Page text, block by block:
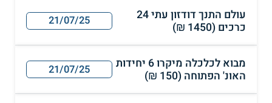
עולם התנך דודזון עתי 24
כרכים (1450 ₪)
21/07/25
מבוא לכלכלה מיקרו 6 יחידות
האונ' הפתוחה (150 ₪)
21/07/25